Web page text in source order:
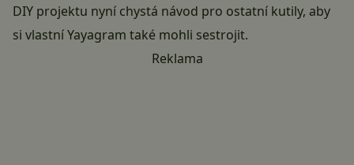
DIY projektu nyní chystá návod pro ostatní kutily, aby
si vlastní Yayagram také mohli sestrojit.
Reklama